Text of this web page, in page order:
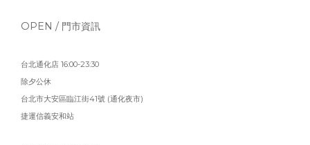
OPEN / 門市資訊
台北通化店 16:00-23:30
除夕公休
台北市大安區臨江街41號 (通化夜市)
捷運信義安和站